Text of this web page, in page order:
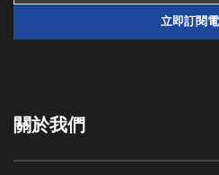
關於我們
立即訂閱